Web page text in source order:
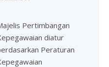
Pertimbangan
diatur
Peraturan